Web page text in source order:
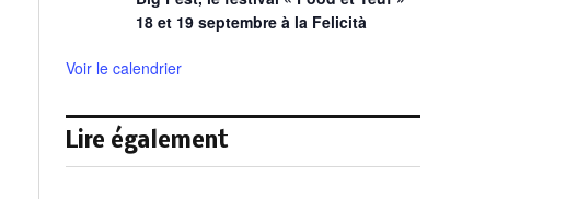
18 et 19 septembre à la Felicità
Voir le calendrier
Lire également